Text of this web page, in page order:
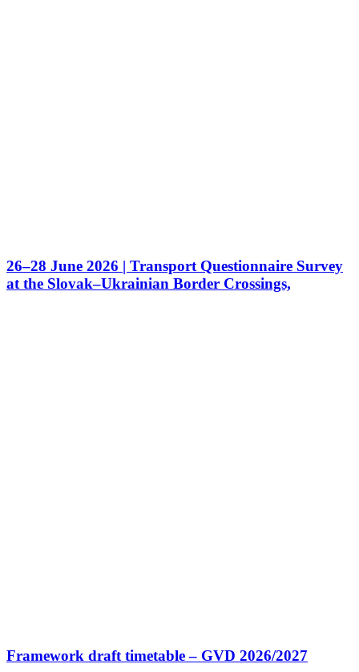
26–28 June 2026 | Transport Questionnaire Survey
at the Slovak–Ukrainian Border Crossings,
Framework draft timetable – GVD 2026/2027